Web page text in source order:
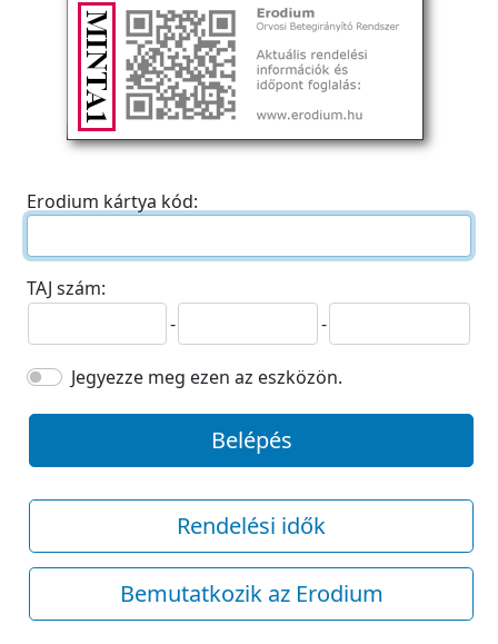
Erodium kártya kód:
TAJ szám:
-
-
Jegyezze meg ezen az eszközön.
Belépés
Rendelési idők
Bemutatkozik az Erodium